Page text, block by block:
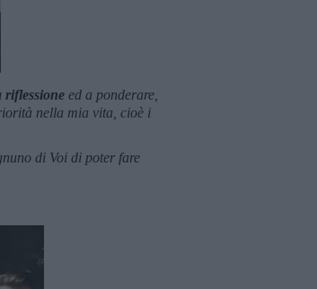
riflessione ed a ponderare,
nella mia vita, cioè i
di Voi di poter fare